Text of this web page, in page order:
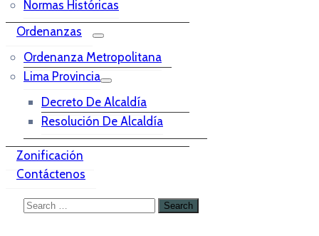
Normas Históricas
Ordenanzas
Ordenanza Metropolitana
Lima Provincia
Decreto De Alcaldía
Resolución De Alcaldía
Zonificación
Contáctenos